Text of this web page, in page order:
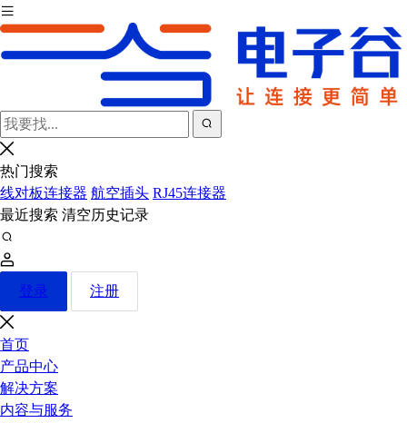
热门搜索
线对板连接器 航空插头 RJ45连接器
最近搜索 清空历史记录
登录 注册
首页
产品中心
解决方案
内容与服务